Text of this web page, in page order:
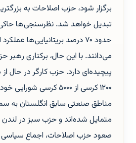
برگزار شود، حزب اصلاحات به
تبدیل خواهد شد. نظرسنجی‌ها
حدود ۷۰ درصد بریتانیایی‌ها
می‌دانند. با این حال، برکناری رهبر
پیچیده‌ای دارد. حزب کارگر در حال
۱۲۰۰ کرسی از ۵۰۰۰ کرسی
مناطق صنعتی سابق انگلستان به
متمایل شده‌اند و حزب سبز در لندن
صعود حزب اصلاحات، اجماع سیاسی